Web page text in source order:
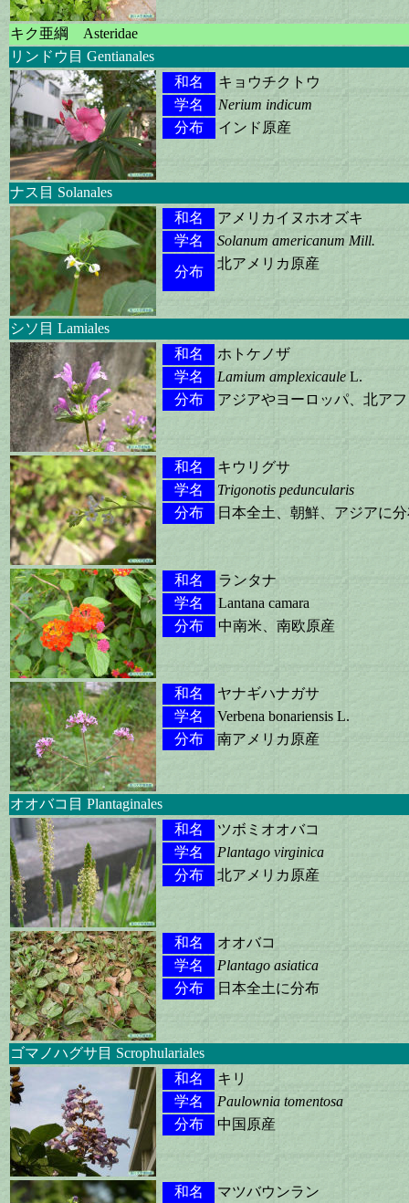
キク亜綱 Asteridae
リンドウ目 Gentianales
和名
キョウチクトウ
学名
Nerium indicum
分布
インド原産
ナス目 Solanales
和名
アメリカイヌホオズキ
学名
Solanum americanum Mill.
分布
北アメリカ原産
シソ目 Lamiales
和名
ホトケノザ
学名
Lamium amplexicaule L.
分布
アジアやヨーロッパ、北ア
和名
キウリグサ
学名
Trigonotis peduncularis
分布
日本全土、朝鮮、アジアに
和名
ランタナ
学名
Lantana camara
分布
中南米、南欧原産
和名
ヤナギハナガサ
学名
Verbena bonariensis L.
分布
南アメリカ原産
オオバコ目 Plantaginales
和名
ツボミオオバコ
学名
Plantago virginica
分布
北アメリカ原産
和名
オオバコ
学名
Plantago asiatica
分布
日本全土に分布
ゴマノハグサ目 Scrophulariales
和名
キリ
学名
Paulownia tomentosa
分布
中国原産
和名
マツバウンラン